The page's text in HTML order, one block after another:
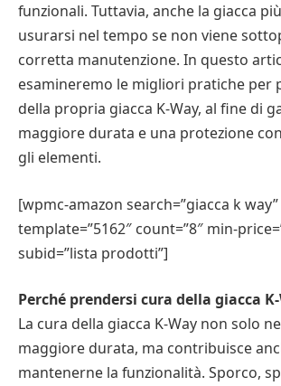
funzionali. Tuttavia, anche la giacca
usurarsi nel tempo se non viene
corretta manutenzione. In questo
esamineremo le migliori pratiche per
della propria giacca K-Way, al fine di
maggiore durata e una protezione
gli elementi.
[wpmc-amazon search=”giacca k way”
template=”5162″ count=”8″ min-
subid=”lista prodotti”]
Perché prendersi cura della giacca
La cura della giacca K-Way non solo
maggiore durata, ma contribuisce
mantenerne la funzionalità. Sporco,